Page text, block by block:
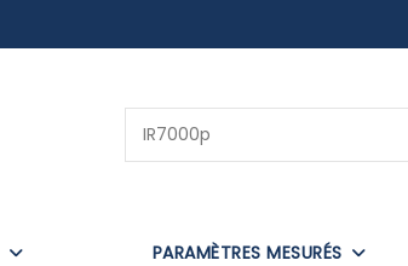
PARAMÈTRES MESURÉS